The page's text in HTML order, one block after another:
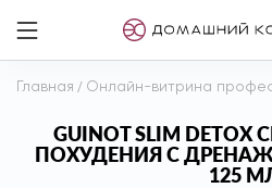
Главная / Онлайн-витрина
GUINOT SLIM DETOX
ПОХУДЕНИЯ С
125